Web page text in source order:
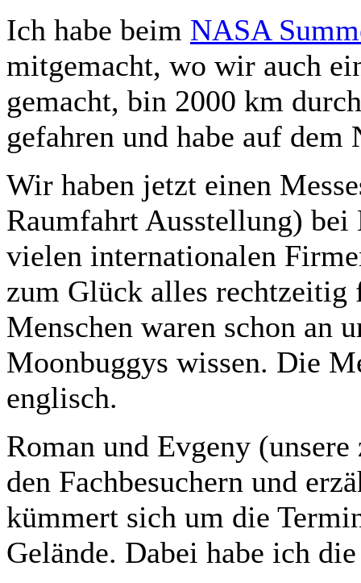
Ich habe beim NASA
mitgemacht, wo wir auch
gemacht, bin 2000 km
gefahren und habe auf
Wir haben jetzt einen
Raumfahrt Ausstellung)
vielen internationalen
zum Glück alles rechtzeitig
Menschen waren schon an
Moonbuggys wissen. Die
englisch.
Roman und Evgeny
den Fachbesuchern und
kümmert sich um die
Gelände. Dabei habe ich